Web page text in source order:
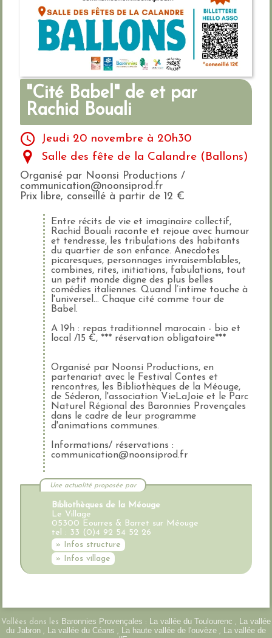
"Cité Babel" de et par
Rachid Bouali
Jeudi 20 novembre à 20h30
Salle des fête de la Calandre (Ballons)
Organisé par Noonsi Productions /
communication@noonsiprod.fr
Prix libre, conseillé à partir de 12 €
Entre récits de vie et imaginaire collectif,
Rachid Bouali raconte et rejoue avec humour
et tendresse, les tribulations des habitants
du quartier de son enfance. Anecdotes
picaresques, personnages invraisemblables,
combines, rites, initiations, fabulations, tout
un petit monde digne des plus belles
comédies italiennes. Quand l’intime touche à
l'universel... Chaque cité comme tour de
Babel.
A 19h : repas traditionnel marocain - bio et
local /15 €, *** réservation obligatoire***
Organisé par Noonsi Productions, en
partenariat avec le Festival Contes et
rencontres, les Bibliothèques de la Méouge,
de Séderon, l'association VieLaJoie et le Parc
Naturel Régional des Baronnies Provençales
dans le cadre de leur programme
d'animations communes.
Informations/ réservations :
communication@noonsiprod.fr
Une actualité proposée par
Bibliothèques de la Méouge
Le Village
05300 Eourres & Barret sur Méouge
tel : 33 (0)4 92 54 52 26
» Infos structure
» Infos village
Vallées dans les Baronnies Provençales : La vallée du Toulourenc , La vallée
du Jabron , La vallée du Céans , La haute vallée de l'ouvèze , La vallée de